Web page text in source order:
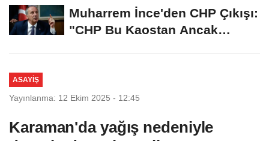
Muharrem İnce'den CHP Çıkışı:
"CHP Bu Kaostan Ancak
ASAYIŞ
Yayınlanma: 12 Ekim 2025 - 12:45
Karaman'da yağış nedeniyle